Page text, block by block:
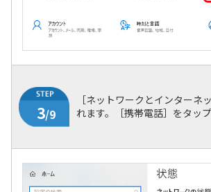
2 /9
［ネットワークとインターネ
れます。［携帯電話］をタップ